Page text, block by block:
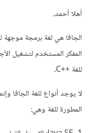
أهلا أحمد،
الجافا هي لغة برمجة موجهة
المفكر المستخدم لتشغيل
للغة ++C.
لا يوجد أنواع للغة الجافا
المطورة للغة وهي: